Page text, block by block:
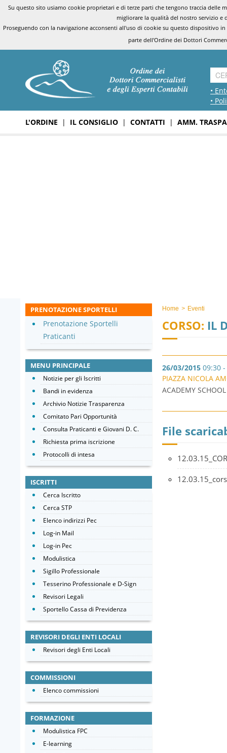
Su questo sito usiamo cookie proprietari e di terze parti che tengono traccia
migliorare la qualità del nostro servizio e
Proseguendo con la navigazione acconsenti all'uso di cookie su questo dispositivo
parte dell'Ordine dei Dottori
•
•
L'ORDINE | IL CONSIGLIO | CONTATTI | AMM.
Home > Eventi
CORSO: IL
26/03/2015 09:30
PIAZZA NICOLA
ACADEMY
File
PRENOTAZIONE SPORTELLI
Prenotazione Sportelli
Praticanti
MENU PRINCIPALE
Notizie per gli Iscritti
Bandi in evidenza
Archivio Notizie Trasparenza
Comitato Pari Opportunità
Consulta Praticanti e Giovani D. C.
Richiesta prima iscrizione
Protocolli di intesa
ISCRITTI
Cerca Iscritto
Cerca STP
Elenco indirizzi Pec
Log-in Mail
Log-in Pec
Modulistica
Sigillo Professionale
Tesserino Professionale e D-Sign
Revisori Legali
Sportello Cassa di Previdenza
REVISORI DEGLI ENTI LOCALI
Revisori degli Enti Locali
COMMISSIONI
Elenco commissioni
FORMAZIONE
Modulistica FPC
E-learning